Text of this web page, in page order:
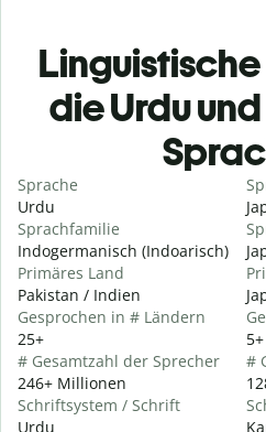
die Urdu
Sprache
Urdu
Sprachfamilie
Indogermanisch (Indoarisch)
Primäres Land
Pakistan / Indien
Gesprochen in # Ländern
25+
# Gesamtzahl der Sprecher
246+ Millionen
Schriftsystem / Schrift
Urdu
5+
#